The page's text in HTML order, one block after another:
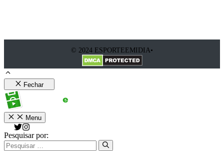
© 2024 ESPORTEEMIDIA•
Fechar
Menu
Pesquisar por: